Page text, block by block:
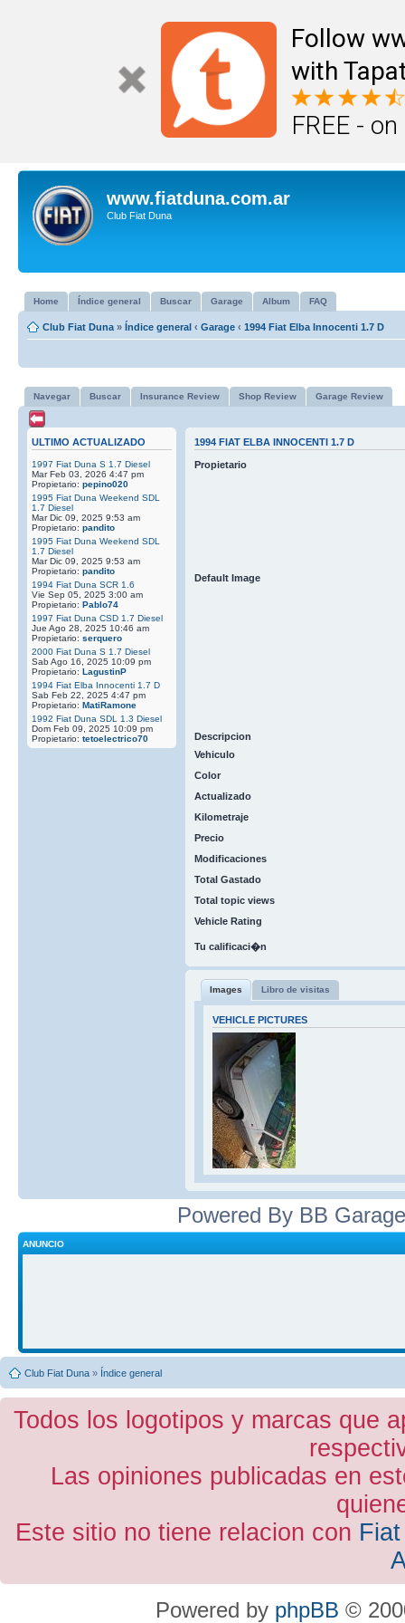
Follow
with
FREE -
www.fiatduna.com.ar
Club Fiat Duna
Home Índice general Buscar Garage Album FAQ
Club Fiat Duna » Índice general ‹ Garage ‹ 1994 Fiat Elba Innocenti 1.7 D
Navegar Buscar Insurance Review Shop Review Garage Review
ULTIMO ACTUALIZADO
1997 Fiat Duna S 1.7 Diesel
Mar Feb 03, 2026 4:47 pm
Propietario: pepino020
1995 Fiat Duna Weekend SDL
1.7 Diesel
Mar Dic 09, 2025 9:53 am
Propietario: pandito
1995 Fiat Duna Weekend SDL
1.7 Diesel
Mar Dic 09, 2025 9:53 am
Propietario: pandito
1994 Fiat Duna SCR 1.6
Vie Sep 05, 2025 3:00 am
Propietario: Pablo74
1997 Fiat Duna CSD 1.7 Diesel
Jue Ago 28, 2025 10:46 am
Propietario: serquero
2000 Fiat Duna S 1.7 Diesel
Sab Ago 16, 2025 10:09 pm
Propietario: LagustinP
1994 Fiat Elba Innocenti 1.7 D
Sab Feb 22, 2025 4:47 pm
Propietario: MatiRamone
1992 Fiat Duna SDL 1.3 Diesel
Dom Feb 09, 2025 10:09 pm
Propietario: tetoelectrico70
1994 FIAT ELBA INNOCENTI 1.7 D
Propietario
Default Image
Descripcion
Vehiculo
Color
Actualizado
Kilometraje
Precio
Modificaciones
Total Gastado
Total topic views
Vehicle Rating
Tu calificaci�n
Images Libro de visitas
VEHICLE PICTURES
Powered By BB
ANUNCIO
Club Fiat Duna » Índice general
Todos los logotipos y marcas que
Las opiniones publicadas en
Este sitio no tiene relacion con
Powered by phpBB ©